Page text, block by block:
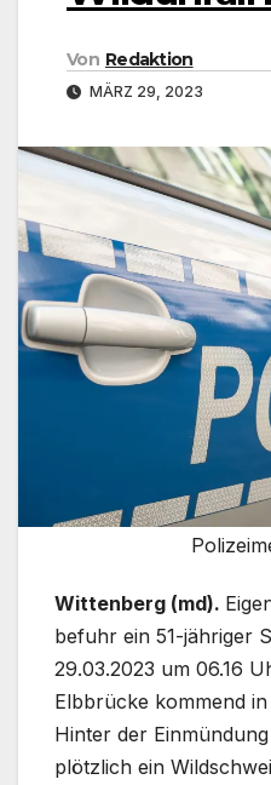
Von Redaktion
MÄRZ 29, 2023
Wittenberg (md).
befuhr ein 51-jähriger
29.03.2023 um 06.16
Elbbrücke kommend
Hinter der
plötzlich ein